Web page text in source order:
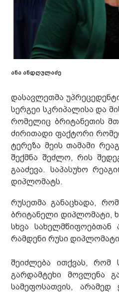
ანა ანდღულაძე
დასავლეთმა
სერგეი სკრიპალისა და
რომელიც ბრიტანეთის
ძირითადი ფაქტორი
ტერეზა მეის თამამი
შექმნა შეძლო, რის
გააძევა. საპასუხო
დიპლომატს.
რუსეთმა განაცხადა,
ბრიტანელი დიპლომატი,
სხვა სახელმწიფოებთან
რამდენი რუსი
შეიძლება ითქვას, რომ
გარდამტეხი მოვლენა
სამეფოსათვის,